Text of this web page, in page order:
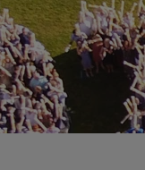
新闻与洞察
联系我们
Greece-English
Italy-English
Netherlands- English
Norway- English
Poland-English
Spain-English
Sweden-English